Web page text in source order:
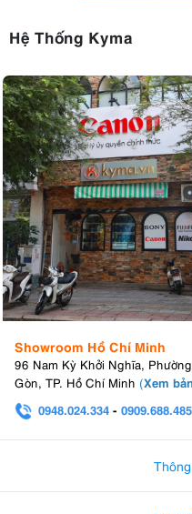
Hệ Thống Kyma
Showroom Hồ Chí Minh
96 Nam Kỳ Khởi Nghĩa,
Gòn, TP. Hồ Chí Minh (Xem
0948.024.334 - 0909.688.485